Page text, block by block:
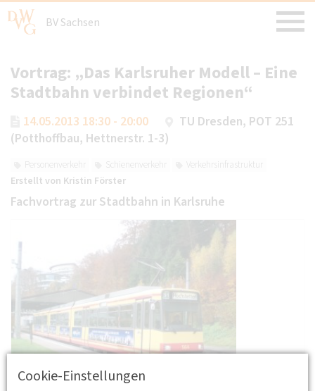
Cookie-Einstellungen
BV Sachsen
Vortrag: „Das Karlsruher Modell – Eine
Stadtbahn verbindet Regionen“
14.05.2013 18:30 - 20:00
TU Dresden, POT 251
(Potthoffbau, Hettnerstr. 1-3)
Personenverkehr Schienenverkehr Verkehrsinfrastruktur
Erstellt von Kristin Förster
Fachvortrag zur Stadtbahn in Karlsruhe